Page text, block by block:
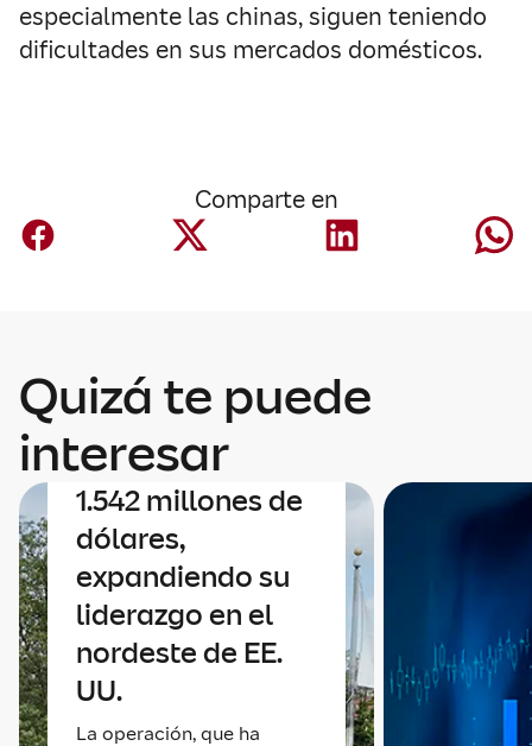
especialmente las chinas, siguen teniendo
dificultades en sus mercados domésticos.
Comparte en
Quizá te puede
interesar
un acuerdo para
adquirir Safety
Insurance por
1.542 millones de
dólares,
expandiendo su
liderazgo en el
nordeste de EE.
UU.
La operación, que ha